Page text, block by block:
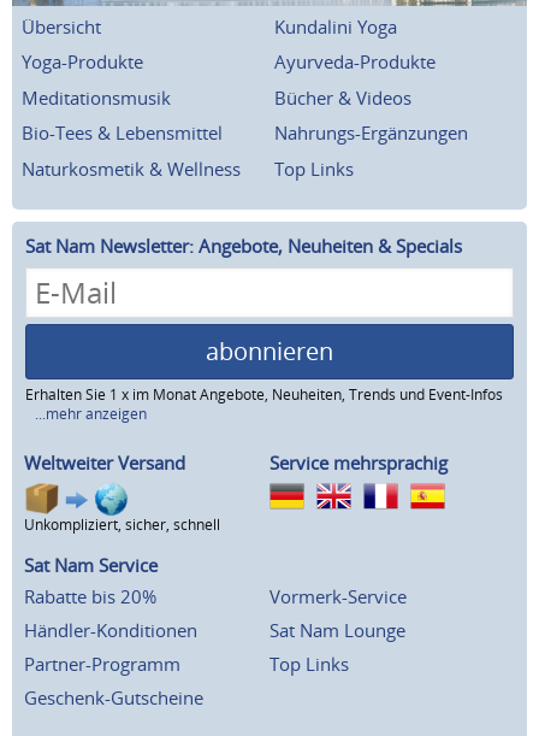
Übersicht
Kundalini Yoga
Yoga-Produkte
Ayurveda-Produkte
Meditationsmusik
Bücher & Videos
Bio-Tees & Lebensmittel
Nahrungs-Ergänzungen
Naturkosmetik & Wellness
Top Links
Sat Nam Newsletter: Angebote, Neuheiten & Specials
abonnieren
Erhalten Sie 1 x im Monat Angebote, Neuheiten, Trends und Event-Infos
...mehr anzeigen
Weltweiter Versand
Unkompliziert, sicher, schnell
Service mehrsprachig
Sat Nam Service
Rabatte bis 20%
Händler-Konditionen
Partner-Programm
Geschenk-Gutscheine
Vormerk-Service
Sat Nam Lounge
Top Links